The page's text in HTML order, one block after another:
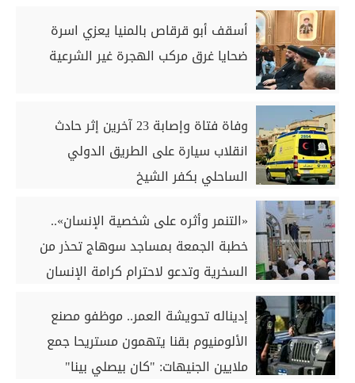
أسقف أبو قرقاص بالمنيا يعزي اسرة
ضحايا غرق مركب الهجرة غير الشرعية
وفاة فتاة وإصابة 23 آخرين إثر حادث
انقلاب سيارة على الطريق الدولي
الساحلي بكفر الشيخ
«التنمر وأثره على شخصية الإنسان»..
خطبة الجمعة بمساجد سوهاج تحذر من
السخرية وتدعو لاحترام كرامة الإنسان
إديناله تحويشة العمر.. موظفو مصنع
الألومنيوم بقنا يتهمون مستريحا جمع
ملايين الجنيهات: "كان بيصلي بينا"